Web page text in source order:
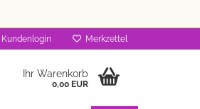
Kundenlogin Merkzettel
Ihr Warenkorb
0,00 EUR